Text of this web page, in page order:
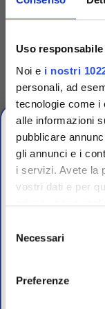
Uso
Noi e i nostri
personali, ad
tecnologie come i
alle informazioni
pubblicare
gli annunci e i
i servizi. Avete la
vostri dati e per
privacy sono
modificare o
momento dalla
delNecessari
Preferenze
Codice
dischetti
Dispenser singolo in
per espellere uno a
dischetti dalle
Accedi Per
prezzi e schede
Scopri le